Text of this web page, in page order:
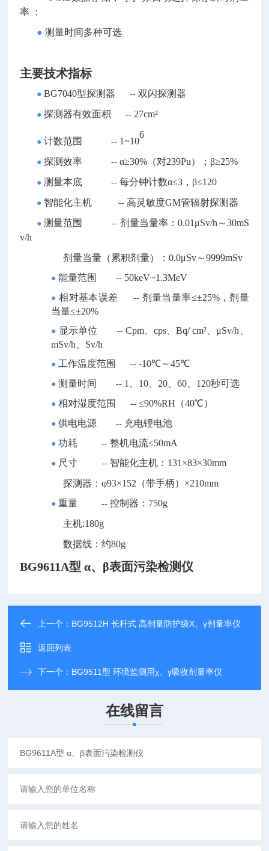
率 ；
●测量时间多种可选
主要技术指标
●BG7040型探测器 -- 双闪探测器
●探测器有效面积 -- 27cm²
●计数范围 -- 1~10
6
●探测效率 -- α≥30%（对239Pu）；β≥25%
●测量本底 -- 每分钟计数α≤3，β≤120
● 智能化主机 -- 高灵敏度GM管辐射探测器
●测量范围 -- 剂量当量率： 0.01μSv/h～30mS
v/h
剂量当量（累积剂量）：0.0μSv～9999mSv
●能量范围 -- 50keV~1.3MeV
●相对基本误差 -- 剂量当量率≤±25%，剂量
当量≤±20%
● 显示单位 -- Cpm、cps、Bq/ cm²、μSv/h、
mSv/h、Sv/h
●工作温度范围 -- -10℃～45℃
●测量时间 -- 1、10、20、60、120秒可选
●相对湿度范围 -- ≤90%RH（40℃）
●供电电源 -- 充电锂电池
●功耗 -- 整机电流≤50mA
● 尺寸 -- 智能化主机： 131×83×30mm
探测器：φ93×152（带手柄）×210mm
●重量 -- 控制器： 750g
主机:180g
数据线：约80g
BG9611A型 α、β表面污染检测仪
上一个： BG9512H 长杆式 高剂量防护级X、γ剂量率仪
返回列表
下一个： BG9511型 环境监测用χ、γ吸收剂量率仪
在线留言